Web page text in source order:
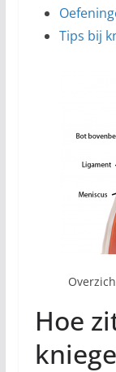
Tips bij
Hoe